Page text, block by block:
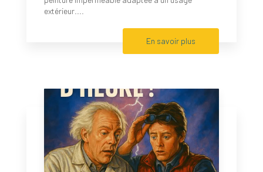
extérieur....
En savoir plus